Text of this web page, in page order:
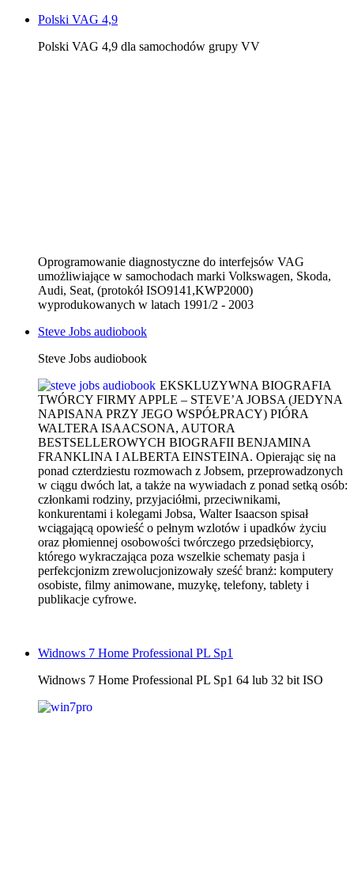
Polski VAG 4,9
Polski VAG 4,9 dla samochodów grupy VV
Oprogramowanie diagnostyczne do interfejsów VAG
umożliwiające w samochodach marki Volkswagen, Skoda,
Audi, Seat, (protokół ISO9141,KWP2000)
wyprodukowanych w latach 1991/2 - 2003
Steve Jobs audiobook
Steve Jobs audiobook
EKSKLUZYWNA BIOGRAFIA
TWÓRCY FIRMY APPLE – STEVE’A JOBSA (JEDYNA
NAPISANA PRZY JEGO WSPÓŁPRACY) PIÓRA
WALTERA ISAACSONA, AUTORA
BESTSELLEROWYCH BIOGRAFII BENJAMINA
FRANKLINA I ALBERTA EINSTEINA. Opierając się na
ponad czterdziestu rozmowach z Jobsem, przeprowadzonych
w ciągu dwóch lat, a także na wywiadach z ponad setką osób:
członkami rodziny, przyjaciółmi, przeciwnikami,
konkurentami i kolegami Jobsa, Walter Isaacson spisał
wciągającą opowieść o pełnym wzlotów i upadków życiu
oraz płomiennej osobowości twórczego przedsiębiorcy,
którego wykraczająca poza wszelkie schematy pasja i
perfekcjonizm zrewolucjonizowały sześć branż: komputery
osobiste, filmy animowane, muzykę, telefony, tablety i
publikacje cyfrowe.
Widnows 7 Home Professional PL Sp1
Widnows 7 Home Professional PL Sp1 64 lub 32 bit ISO